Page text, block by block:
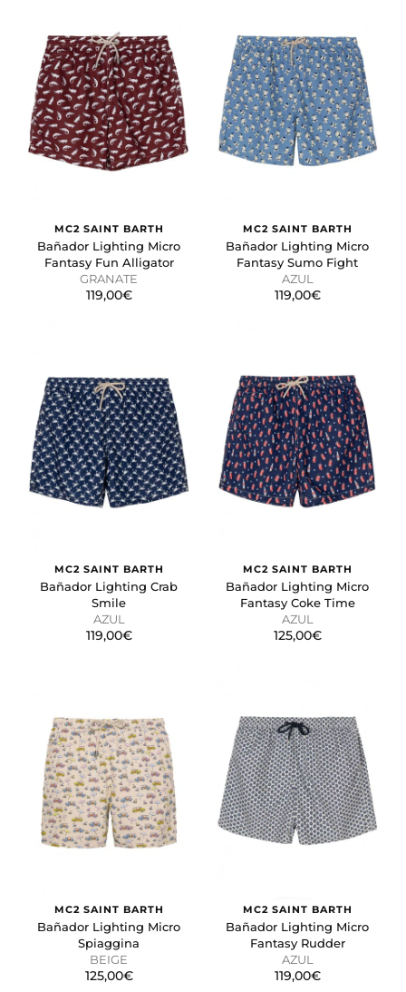
MC2 SAINT BARTH
Bañador Lighting Micro
Fantasy Fun Alligator
GRANATE
119,00€
MC2 SAINT BARTH
Bañador Lighting Micro
Fantasy Sumo Fight
AZUL
119,00€
MC2 SAINT BARTH
Bañador Lighting Crab
Smile
AZUL
119,00€
MC2 SAINT BARTH
Bañador Lighting Micro
Fantasy Coke Time
AZUL
125,00€
MC2 SAINT BARTH
Bañador Lighting Micro
Spiaggina
BEIGE
125,00€
MC2 SAINT BARTH
Bañador Lighting Micro
Fantasy Rudder
AZUL
119,00€
HABILITAR TODO RECHAZAR TODO
Cookies necesarias
Estas cookies son necesarias para que el sitio web
funcione y no se pueden desactivar en nuestros
Cookies de rendimiento y analíticas
Estas cookies nos permiten contar las visitas y fuentes de
tráfico para poder evaluar el rendimiento de nuestro sitio
y mejorarlo. Nos ayudan a saber qué páginas son las más